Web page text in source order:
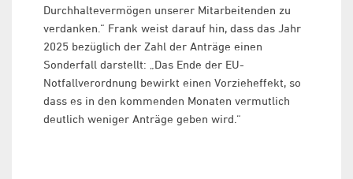
Durchhaltevermögen unserer Mitarbeitenden zu
verdanken.“ Frank weist darauf hin, dass das Jahr
2025 bezüglich der Zahl der Anträge einen
Sonderfall darstellt: „Das Ende der EU-
Notfallverordnung bewirkt einen Vorzieheffekt, so
dass es in den kommenden Monaten vermutlich
deutlich weniger Anträge geben wird.“